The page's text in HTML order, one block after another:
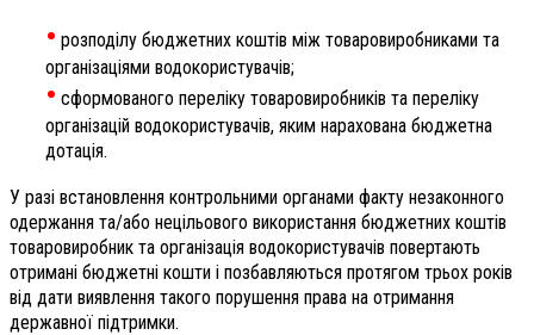
• розподілу бюджетних коштів між товаровиробниками та
організаціями водокористувачів;
• сформованого переліку товаровиробників та переліку
організацій водокористувачів, яким нарахована бюджетна
дотація.
У разі встановлення контрольними органами факту незаконного
одержання та/або нецільового використання бюджетних коштів
товаровиробник та організація водокористувачів повертають
отримані бюджетні кошти і позбавляються протягом трьох років
від дати виявлення такого порушення права на отримання
державної підтримки.